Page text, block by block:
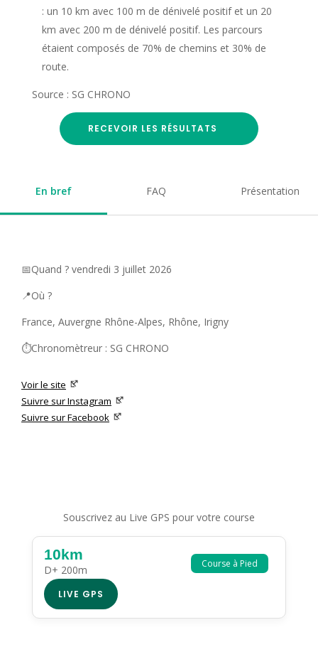
: un 10 km avec 100 m de dénivelé positif et un 20
km avec 200 m de dénivelé positif. Les parcours
étaient composés de 70% de chemins et 30% de
route.
Source : SG CHRONO
RECEVOIR LES RÉSULTATS
En bref FAQ Présentation
📅Quand ? vendredi 3 juillet 2026
📍Où ?
France, Auvergne Rhône-Alpes, Rhône, Irigny
⏱️Chronomètreur : SG CHRONO
Voir le site
Suivre sur Instagram
Suivre sur Facebook
Souscrivez au Live GPS pour votre course
Course à Pied
10km
D+ 200m
LIVE GPS